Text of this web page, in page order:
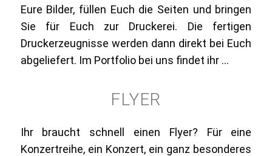
Eure Bilder, füllen Euch die Seiten und bringen
Sie für Euch zur Druckerei. Die fertigen
Druckerzeugnisse werden dann direkt bei Euch
abgeliefert. Im Portfolio bei uns findet ihr …
FLYER
Ihr braucht schnell einen Flyer? Für eine
Konzertreihe, ein Konzert, ein ganz besonderes